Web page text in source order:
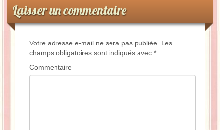
Laisser un commentaire
Votre adresse e-mail ne sera pas publiée.
Les
champs obligatoires sont indiqués avec *
Commentaire